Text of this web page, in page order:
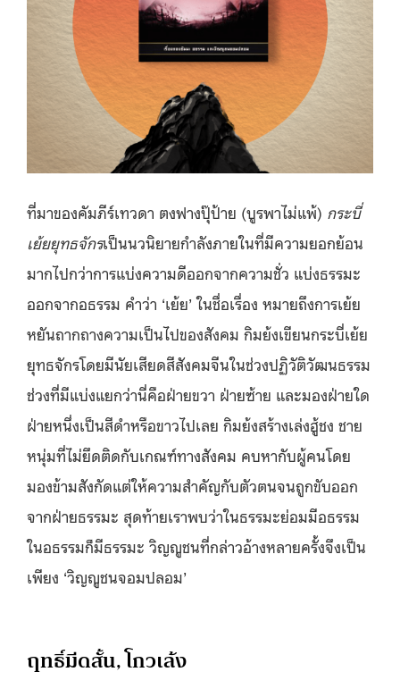
ที่มาของคัมภีร์เทวดา ตงฟางปุ๊ป้าย (บูรพาไม่แพ้) กระบี่
เย้ยยุทธจักรเป็นนวนิยายกำลังภายในที่มีความยอกย้อน
มากไปกว่าการแบ่งความดีออกจากความชั่ว แบ่งธรรมะ
ออกจากอธรรม คำว่า ‘เย้ย’ ในชื่อเรื่อง หมายถึงการเย้ย
หยันถากถางความเป็นไปของสังคม กิมย้งเขียนกระบี่เย้ย
ยุทธจักรโดยมีนัยเสียดสีสังคมจีนในช่วงปฏิวัติวัฒนธรรม
ช่วงที่มีแบ่งแยกว่านี่คือฝ่ายขวา ฝ่ายซ้าย และมองฝ่ายใด
ฝ่ายหนึ่งเป็นสีดำหรือขาวไปเลย กิมย้งสร้างเล่งฮู้ชง ชาย
หนุ่มที่ไม่ยึดติดกับเกณฑ์ทางสังคม คบหากับผู้คนโดย
มองข้ามสังกัดแต่ให้ความสำคัญกับตัวตนจนถูกขับออก
จากฝ่ายธรรมะ สุดท้ายเราพบว่าในธรรมะย่อมมีอธรรม
ในอธรรมก็มีธรรมะ วิญญูชนที่กล่าวอ้างหลายครั้งจึงเป็น
เพียง ‘วิญญูชนจอมปลอม’
ฤทธิ์มีดสั้น, โกวเล้ง